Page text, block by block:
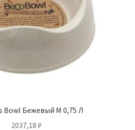
Bowl Бежевый M 0,75 Л
2037,18 ₽